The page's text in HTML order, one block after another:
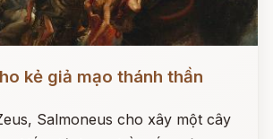
kẻ giả mạo thánh thần
Salmoneus cho xây một cây